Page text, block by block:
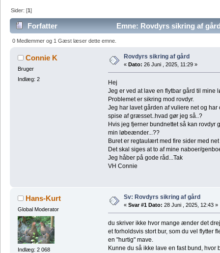
Sider: [1]
Forfatter Emne: Rovdyrs sikring af
0 Medlemmer og 1 Gæst læser dette emne.
Connie K
Bruger
Indlæg: 2
Rovdyrs sikring af gård
« Dato: 26 Juni , 2025, 11:29 »
Hej
Jeg er ved at lave en flytbar gård til
Problemet er sikring mod rovdyr.
Jeg har lavet gården af vuliere net og
spise af græsset..hvad gør jeg så..?
Hvis jeg fjerner bundnettet så kan rovdyr
min løbeænder...??
Buret er regtaulært med fire sider med net
Det skal siges at to af mine naboer/
Jeg håber på gode råd...Tak
VH Connie
Hans-Kurt
Global Moderator
Indlæg: 2 068
Sv: Rovdyrs sikring af gård
« Svar #1 Dato: 28 Juni , 2025, 12:43 »
du skriver ikke hvor mange ænder det
et forholdsvis stort bur, som du vel
en "hurtig" mave.
Kunne du så ikke lave en fast bund, hvor